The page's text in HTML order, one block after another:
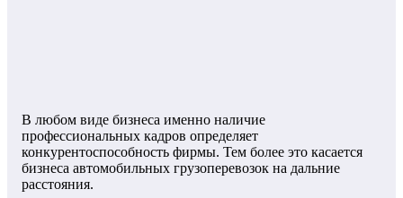
В любом виде бизнеса именно наличие
профессиональных кадров определяет
конкурентоспособность фирмы. Тем более это касается
бизнеса автомобильных грузоперевозок на дальние
расстояния.